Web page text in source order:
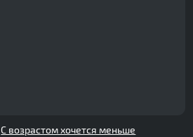
С возрастом хочется меньше